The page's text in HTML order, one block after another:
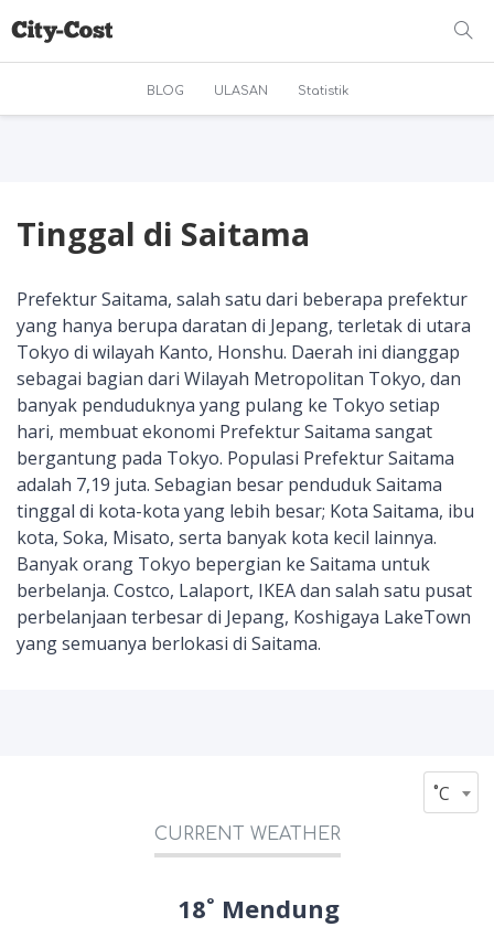
BLOG ULASAN Statistik
Tinggal di Saitama
Prefektur Saitama, salah satu dari beberapa prefektur
yang hanya berupa daratan di Jepang, terletak di utara
Tokyo di wilayah Kanto, Honshu. Daerah ini dianggap
sebagai bagian dari Wilayah Metropolitan Tokyo, dan
banyak penduduknya yang pulang ke Tokyo setiap
hari, membuat ekonomi Prefektur Saitama sangat
bergantung pada Tokyo. Populasi Prefektur Saitama
adalah 7,19 juta. Sebagian besar penduduk Saitama
tinggal di kota-kota yang lebih besar; Kota Saitama, ibu
kota, Soka, Misato, serta banyak kota kecil lainnya.
Banyak orang Tokyo bepergian ke Saitama untuk
berbelanja. Costco, Lalaport, IKEA dan salah satu pusat
perbelanjaan terbesar di Jepang, Koshigaya LakeTown
yang semuanya berlokasi di Saitama.
CURRENT WEATHER
˚C
18˚ Mendung